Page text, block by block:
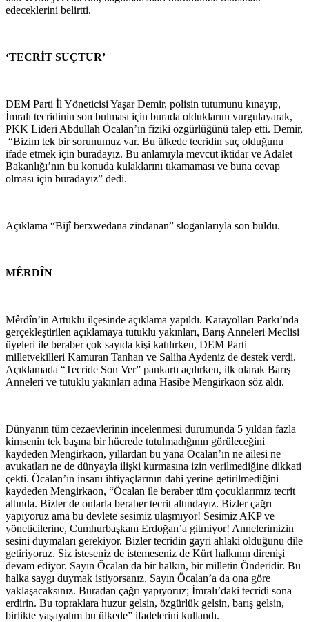
edeceklerini belirtti.
‘TECRİT SUÇTUR’
DEM Parti İl Yöneticisi Yaşar Demir, polisin tutumunu kınayıp,
İmralı tecridinin son bulması için burada olduklarını vurgulayarak,
PKK Lideri Abdullah Öcalan’ın fiziki özgürlüğünü talep etti. Demir,
“Bizim tek bir sorunumuz var. Bu ülkede tecridin suç olduğunu
ifade etmek için buradayız. Bu anlamıyla mevcut iktidar ve Adalet
Bakanlığı’nın bu konuda kulaklarını tıkamaması ve buna cevap
olması için buradayız” dedi.
Açıklama “Bijî berxwedana zindanan” sloganlarıyla son buldu.
MÊRDÎN
Mêrdîn’in Artuklu ilçesinde açıklama yapıldı. Karayolları Parkı’nda
gerçekleştirilen açıklamaya tutuklu yakınları, Barış Anneleri Meclisi
üyeleri ile beraber çok sayıda kişi katılırken, DEM Parti
milletvekilleri Kamuran Tanhan ve Saliha Aydeniz de destek verdi.
Açıklamada “Tecride Son Ver” pankartı açılırken, ilk olarak Barış
Anneleri ve tutuklu yakınları adına Hasibe Mengirkaon söz aldı.
Dünyanın tüm cezaevlerinin incelenmesi durumunda 5 yıldan fazla
kimsenin tek başına bir hücrede tutulmadığının görüleceğini
kaydeden Mengirkaon, yıllardan bu yana Öcalan’ın ne ailesi ne
avukatları ne de dünyayla ilişki kurmasına izin verilmediğine dikkati
çekti. Öcalan’ın insanı ihtiyaçlarının dahi yerine getirilmediğini
kaydeden Mengirkaon, “Öcalan ile beraber tüm çocuklarımız tecrit
altında. Bizler de onlarla beraber tecrit altındayız. Bizler çağrı
yapıyoruz ama bu devlete sesimiz ulaşmıyor! Sesimiz AKP ve
yöneticilerine, Cumhurbaşkanı Erdoğan’a gitmiyor! Annelerimizin
sesini duymaları gerekiyor. Bizler tecridin gayri ahlaki olduğunu dile
getiriyoruz. Siz isteseniz de istemeseniz de Kürt halkının direnişi
devam ediyor. Sayın Öcalan da bir halkın, bir milletin Önderidir. Bu
halka saygı duymak istiyorsanız, Sayın Öcalan’a da ona göre
yaklaşacaksınız. Buradan çağrı yapıyoruz; İmralı’daki tecridi sona
erdirin. Bu topraklara huzur gelsin, özgürlük gelsin, barış gelsin,
birlikte yaşayalım bu ülkede” ifadelerini kullandı.